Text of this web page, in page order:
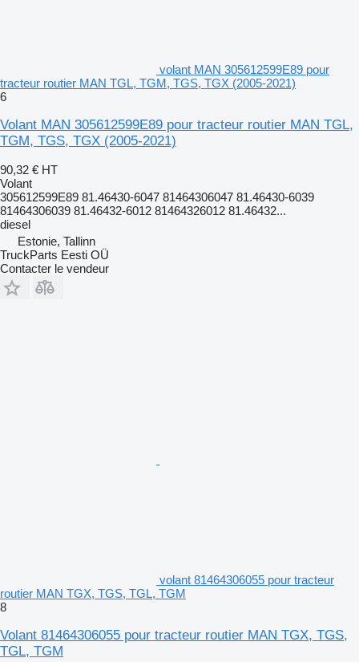
volant MAN 305612599E89 pour
tracteur routier MAN TGL, TGM, TGS, TGX (2005-2021)
6
Volant MAN 305612599E89 pour tracteur routier MAN TGL,
TGM, TGS, TGX (2005-2021)
90,32 € HT
Volant
305612599E89 81.46430-6047 81464306047 81.46430-6039
81464306039 81.46432-6012 81464326012 81.46432...
diesel
Estonie, Tallinn
TruckParts Eesti OÜ
Contacter le vendeur
volant 81464306055 pour tracteur
routier MAN TGX, TGS, TGL, TGM
8
Volant 81464306055 pour tracteur routier MAN TGX, TGS,
TGL, TGM